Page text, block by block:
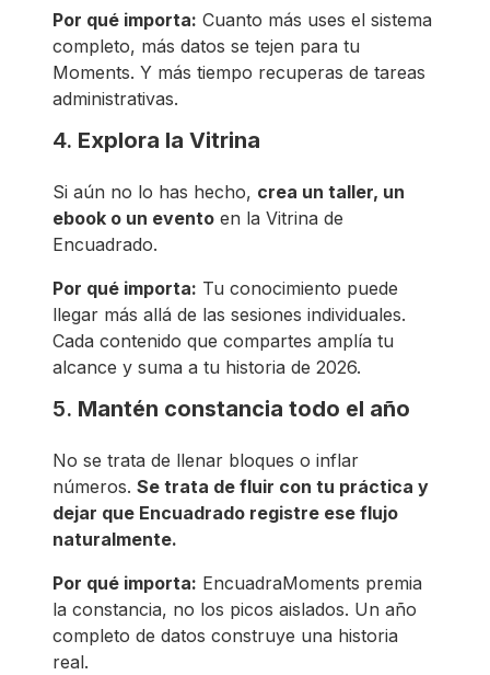
Por qué importa: Cuanto más uses el sistema
completo, más datos se tejen para tu
Moments. Y más tiempo recuperas de tareas
administrativas.
4. Explora la Vitrina
Si aún no lo has hecho, crea un taller, un
ebook o un evento en la Vitrina de
Encuadrado.
Por qué importa: Tu conocimiento puede
llegar más allá de las sesiones individuales.
Cada contenido que compartes amplía tu
alcance y suma a tu historia de 2026.
5. Mantén constancia todo el año
No se trata de llenar bloques o inflar
números. Se trata de fluir con tu práctica y
dejar que Encuadrado registre ese flujo
naturalmente.
Por qué importa: EncuadraMoments premia
la constancia, no los picos aislados. Un año
completo de datos construye una historia
real.